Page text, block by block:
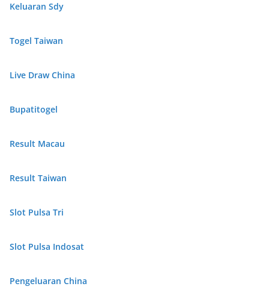
Keluaran Sdy
Togel Taiwan
Live Draw China
Bupatitogel
Result Macau
Result Taiwan
Slot Pulsa Tri
Slot Pulsa Indosat
Pengeluaran China